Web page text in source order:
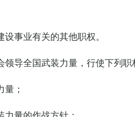
设事业有关的其他职权。
导全国武装力量，行使下列职
；